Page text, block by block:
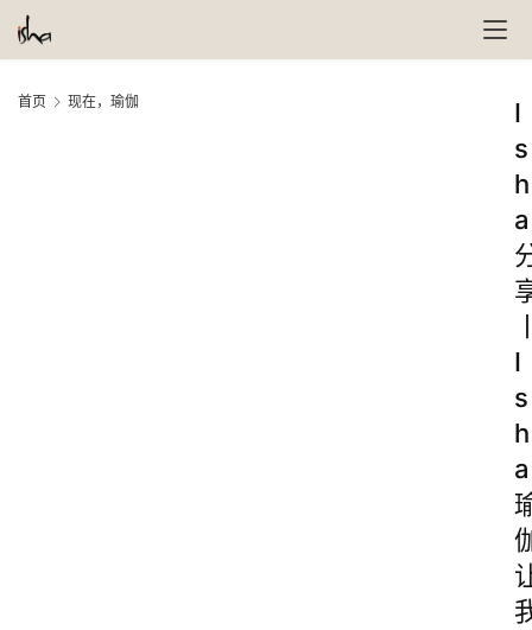
首页 现在，瑜伽
I
s
h
a
I
s
h
a